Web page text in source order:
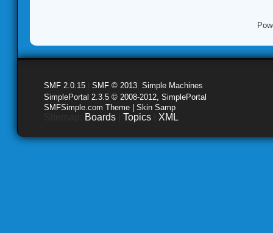
SMF 2.0.15 SMF © 2013 Simple Machines
SimplePortal 2.3.5 © 2008-2012, SimplePortal
SMFSimple.com Theme | Skin Samp
Boards Topics XML